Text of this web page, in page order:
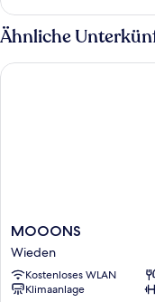
1
Queen-
Bett
Ähnliche
MOOONS
Wieden
MOOONS
Wieden
Kostenloses WLAN
Klimaanlage
MOOONS